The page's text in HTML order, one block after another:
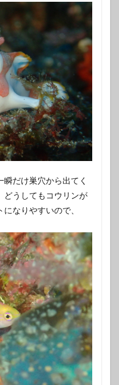
瞬だけ巣穴から出てく
どうしてもコウリンが
なりやすいので、